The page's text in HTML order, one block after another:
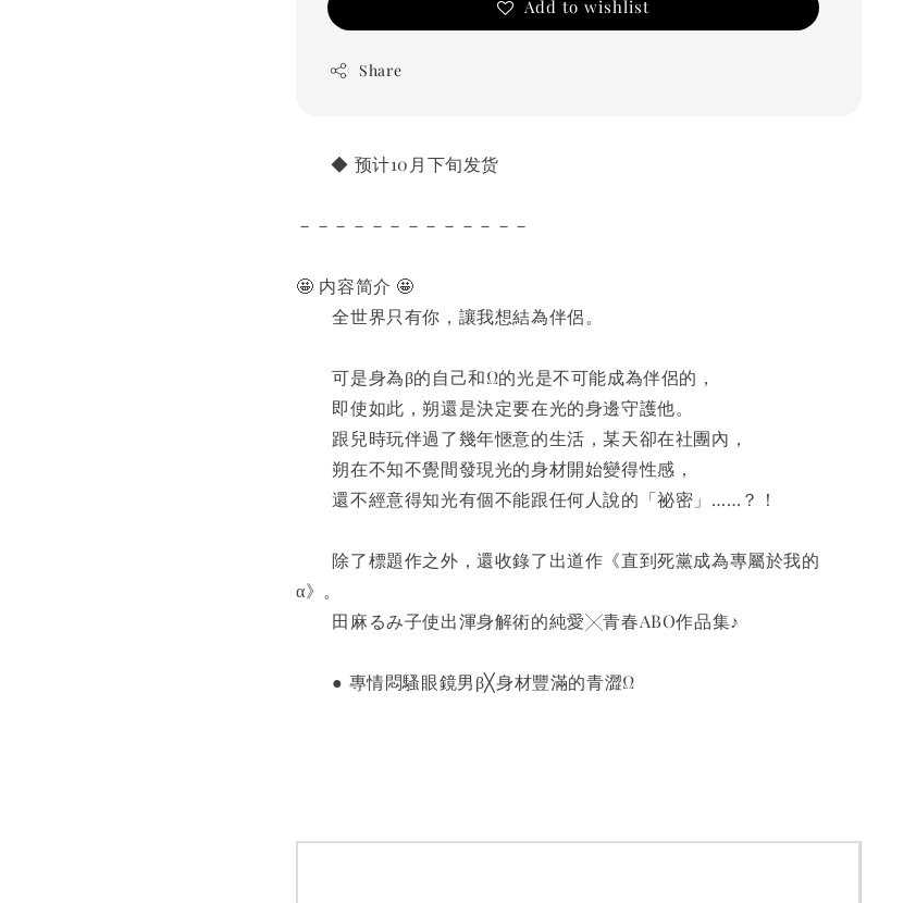
Add to wishlist
Share
◆ 预计10月下旬发货
－－－－－－－－－－－－－
🤩 内容简介 🤩
全世界只有你，讓我想結為伴侶。
可是身為β的自己和Ω的光是不可能成為伴侶的，
即使如此，朔還是決定要在光的身邊守護他。
跟兒時玩伴過了幾年愜意的生活，某天卻在社團內，
朔在不知不覺間發現光的身材開始變得性感，
還不經意得知光有個不能跟任何人說的「祕密」……？！
除了標題作之外，還收錄了出道作《直到死黨成為專屬於我的
α》。
田麻るみ子使出渾身解術的純愛╳青春ABO作品集♪
● 專情悶騷眼鏡男β╳身材豐滿的青澀Ω